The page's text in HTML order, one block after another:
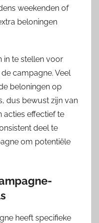
weekenden of
beloningen
in te stellen voor
campagne. Veel
beloningen op
dus bewust zijn van
acties effectief te
deel te
om potentiële
heeft specifieke